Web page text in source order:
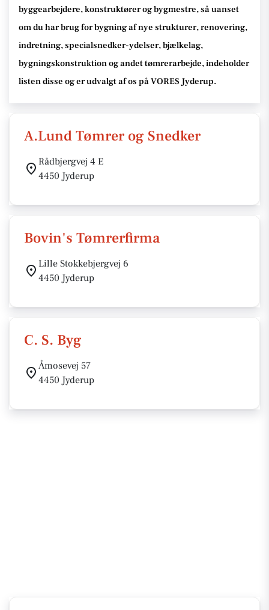
byggearbejdere, konstruktører og bygmestre,så uanset
om du har brug for bygning af nye strukturer, renovering,
indretning, specialsnedker-ydelser, bjælkelag,
bygningskonstruktion og andet tømrerarbejde, indeholder
listen disse og er udvalgt af os på VORES Jyderup.
A.Lund Tømrer og Snedker
Rådbjergvej 4 E
4450 Jyderup
Bovin's Tømrerfirma
Lille Stokkebjergvej 6
4450 Jyderup
C. S. Byg
Åmosevej 57
4450 Jyderup